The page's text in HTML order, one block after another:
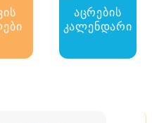
აცრების
კალენდარი